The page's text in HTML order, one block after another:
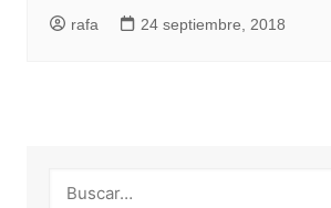
rafa 24 septiembre, 2018